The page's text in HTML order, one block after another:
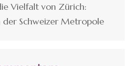
Vielfalt von Zürich:
der Schweizer Metropole